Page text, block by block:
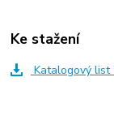
Ke stažení
Katalogový list